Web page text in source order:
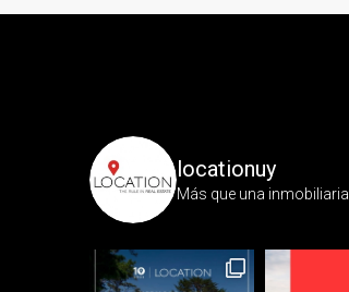
locationuy
Más que una inmobiliaria.⁣